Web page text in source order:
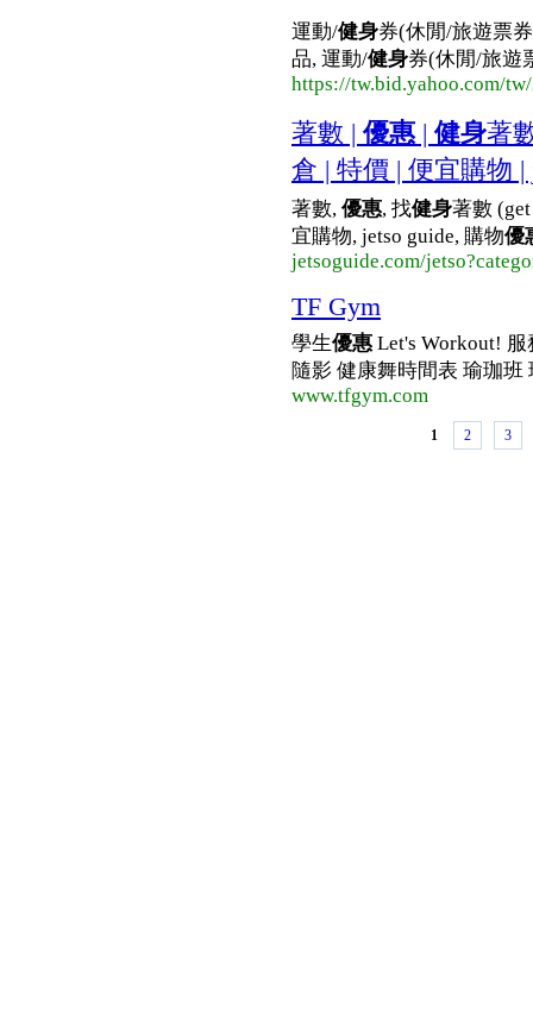
運動/健身券(休閒/旅遊票
品, 運動/健身券(休閒/旅遊
https://tw.bid.yahoo.com/
著數 | 優惠| 健身著
倉 | 特價 | 便宜購物 |
著數, 優惠, 找健身著數
宜購物, jetso guide, 購物優
jetsoguide.com/
TF Gym
學生優惠 Let's Workout!
隨影 健康舞時間表 瑜珈班
www.tfgym.com
1 2 3